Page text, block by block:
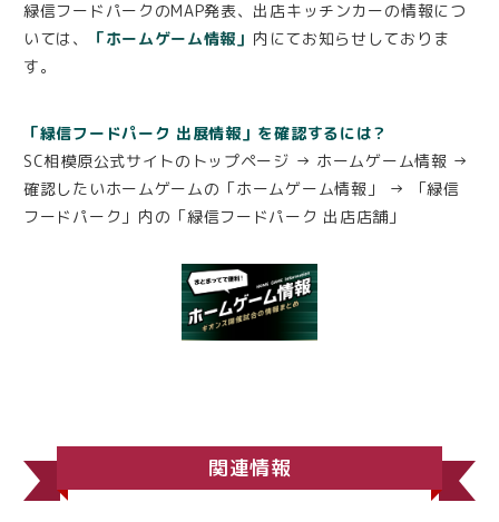
緑信フードパークのMAP発表、出店キッチンカーの情報につ
いては、
「ホームゲーム情報」 内にてお知らせしておりま
す。
「緑信フードパーク 出展情報」を確認するには？
SC相模原公式サイトのトップページ → ホームゲーム情報 →
確認したいホームゲームの「ホームゲーム情報」 → 「緑信
フードパーク」内の「緑信フードパーク 出店店舗」
関連情報